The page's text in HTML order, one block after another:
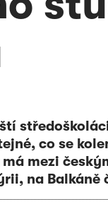
co se
mezi
na Balkáně